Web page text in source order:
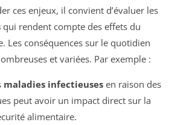
ces enjeux, il convient d’évaluer les
qui rendent compte des effets du
Les conséquences sur le quotidien
et variées. Par exemple :
maladies infectieusesen raison des
peut avoir un impact direct sur la
alimentaire.